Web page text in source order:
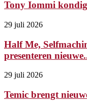
Tony Iommi
29 juli 2026
Half Me,
presenteren
29 juli 2026
Temic brengt